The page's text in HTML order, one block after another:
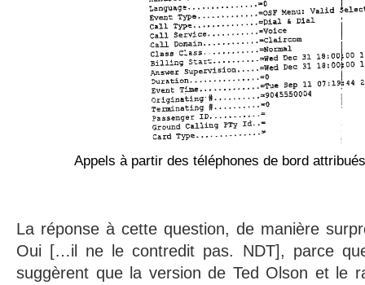
Appels à partir des téléphones de bord
La réponse à cette question, de manière
Oui […il ne le contredit pas. NDT], parce
suggèrent que la version de Ted Olson et le